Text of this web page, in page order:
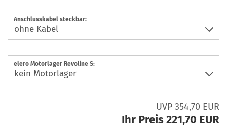
Anschlusskabel steckbar:
elero Motorlager Revoline S:
UVP 354,70 EUR
Ihr Preis 221,70 EUR